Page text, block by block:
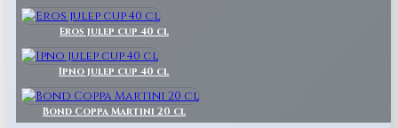
Eros julep cup 40 cl
Ipno julep cup 40 cl
Bond Coppa Martini 20 cl